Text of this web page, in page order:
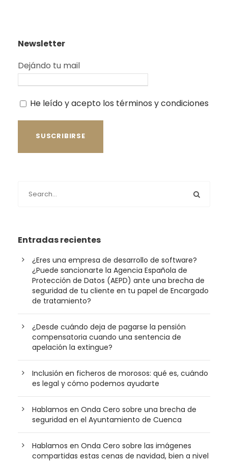
Newsletter
Dejándo tu mail
He leído y acepto los términos y condiciones
Entradas recientes
¿Eres una empresa de desarrollo de software?
¿Puede sancionarte la Agencia Española de
Protección de Datos (AEPD) ante una brecha de
seguridad de tu cliente en tu papel de Encargado
de tratamiento?
¿Desde cuándo deja de pagarse la pensión
compensatoria cuando una sentencia de
apelación la extingue?
Inclusión en ficheros de morosos: qué es, cuándo
es legal y cómo podemos ayudarte
Hablamos en Onda Cero sobre una brecha de
seguridad en el Ayuntamiento de Cuenca
Hablamos en Onda Cero sobre las imágenes
compartidas estas cenas de navidad, bien a nivel